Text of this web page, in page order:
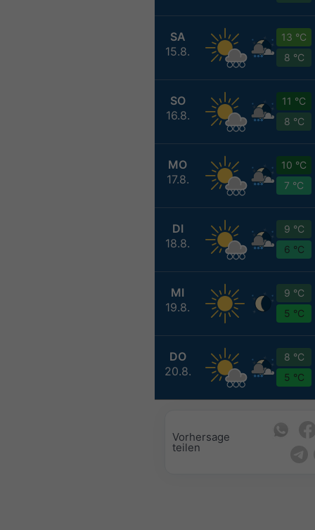
SA
15.8.
13 °C
8 °C
SO
16.8.
11 °C
8 °C
MO
17.8.
10 °C
7 °C
DI
18.8.
9 °C
6 °C
MI
19.8.
9 °C
5 °C
DO
20.8.
8 °C
5 °C
Vorhersage
teilen